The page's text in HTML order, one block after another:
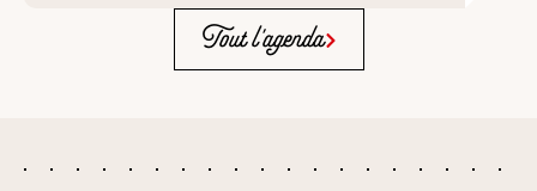
Tout l'agenda